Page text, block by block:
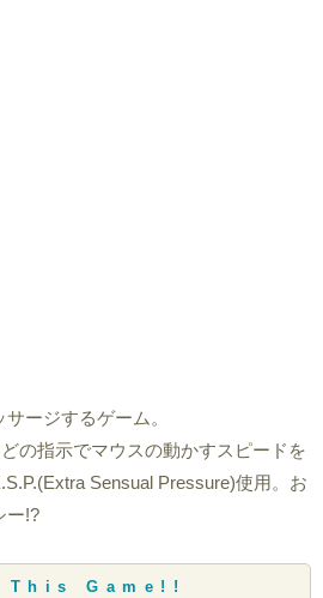
ージするゲーム。
の指示でマウスの動かすスピードを
Sensual Pressure)使用。お
ー!?
This Game!!